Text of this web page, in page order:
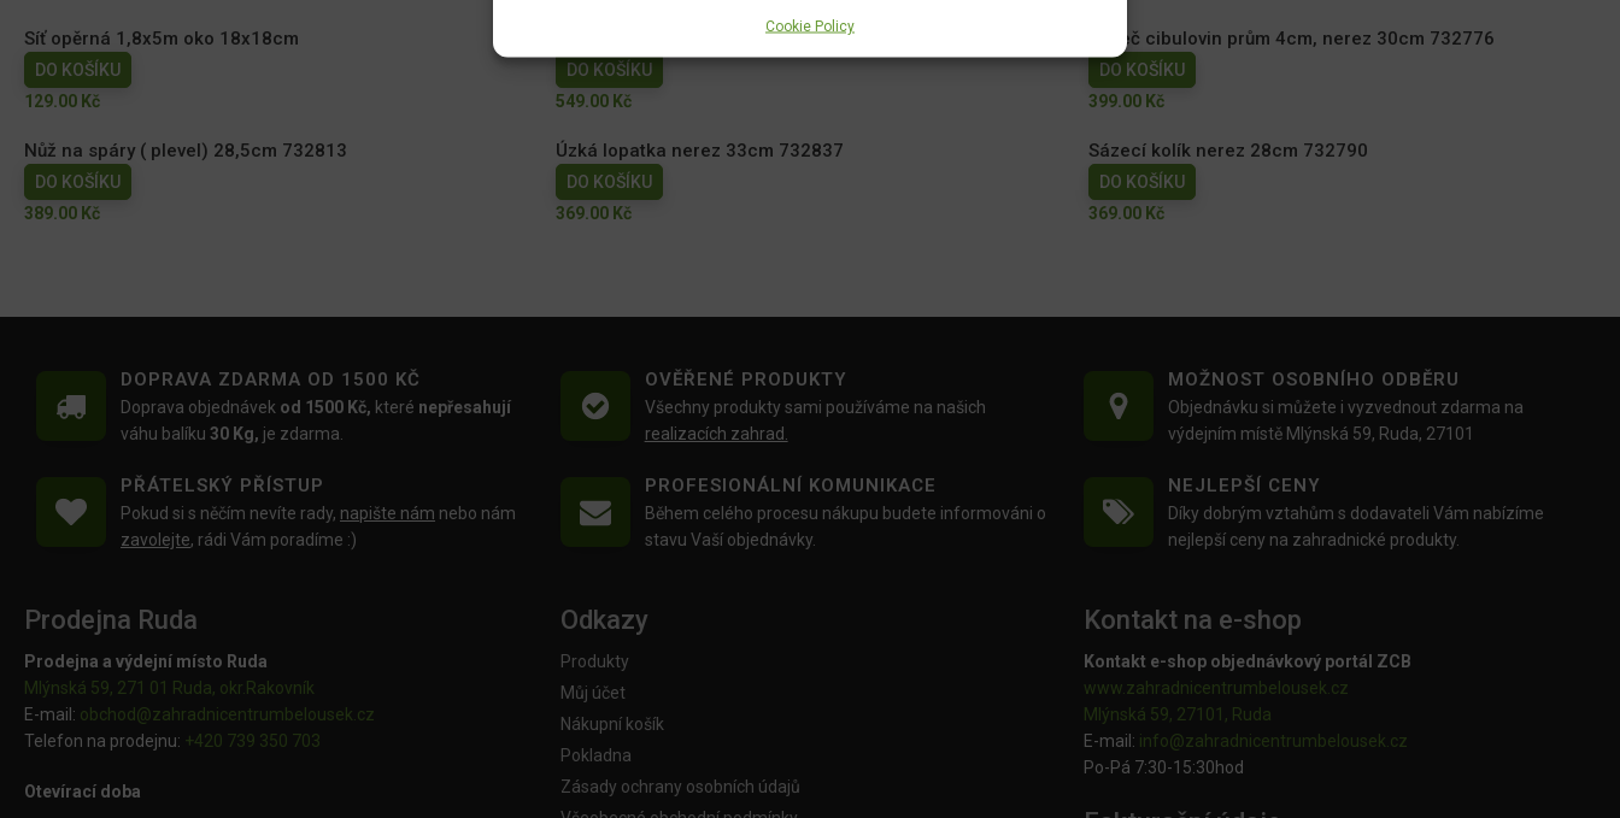
Cookie Policy
Síť opěrná 1,8x5m oko 18x18cm
DO KOŠÍKU
129.00 Kč
Pokojová konvička krémová 1l 736507
DO KOŠÍKU
549.00 Kč
Sazeč cibulovin prům 4cm, nerez 30cm 732776
DO KOŠÍKU
399.00 Kč
Nůž na spáry ( plevel) 28,5cm 732813
DO KOŠÍKU
389.00 Kč
Úzká lopatka nerez 33cm 732837
DO KOŠÍKU
369.00 Kč
Sázecí kolík nerez 28cm 732790
DO KOŠÍKU
369.00 Kč
DOPRAVA ZDARMA OD 1500 KČ
Doprava objednávek od 1500 Kč, které nepřesahují
váhu balíku30 Kg, je zdarma.
OVĚŘENÉ PRODUKTY
Všechny produkty sami používáme na našich
realizacích zahrad.
MOŽNOST OSOBNÍHO ODBĚRU
Objednávku si můžete i vyzvednout zdarma na
výdejním místě Mlýnská 59, Ruda, 27101
PŘÁTELSKÝ PŘÍSTUP
Pokud si s něčím nevíte rady, napište nám nebo nám
zavolejte, rádi Vám poradíme :)
PROFESIONÁLNÍ KOMUNIKACE
Během celého procesu nákupu budete informováni o
stavu Vaší objednávky.
NEJLEPŠÍ CENY
Díky dobrým vztahům s dodavateli Vám nabízíme
nejlepší ceny na zahradnické produkty.
Prodejna Ruda
Prodejna a výdejní místo Ruda
Mlýnská 59, 271 01 Ruda, okr.Rakovník
E-mail: obchod@zahradnicentrumbelousek.cz
Telefon na prodejnu: +420 739 350 703
Otevírací doba
Odkazy
Produkty
Můj účet
Nákupní košík
Pokladna
Zásady ochrany osobních údajů
Kontakt na e-shop
Kontakt e-shop objednávkový portál ZCB
www.zahradnicentrumbelousek.cz
Mlýnská 59, 27101, Ruda
E-mail: info@zahradnicentrumbelousek. cz
Po-Pá 7:30-15:30hod